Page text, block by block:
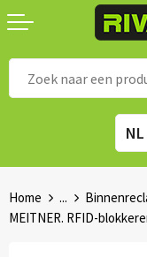
NL
Kantoorartikelen
◼ Eco-producten
◼ Survival gear
Home ...
MEITNER. RFID-